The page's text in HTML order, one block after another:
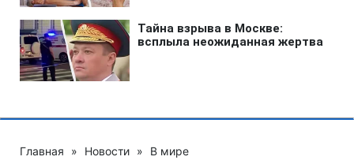
Главная » Новости » В мире